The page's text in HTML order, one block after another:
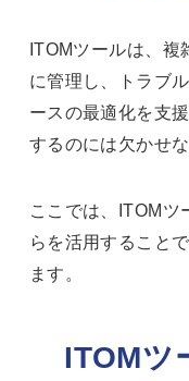
ITOMツールは、複
に管理し、トラブ
ースの最適化を支
するのには欠かせ
ここでは、ITOMツ
らを活用すること
ます。
ITOMツ